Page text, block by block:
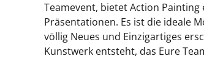
Teamevent, bietet Action
Präsentationen. Es ist die ideale
völlig Neues und Einzigartiges
Kunstwerk entsteht, das Eure